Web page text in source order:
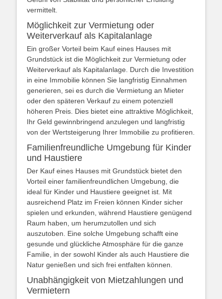
vermittelt.
Möglichkeit zur Vermietung oder
Weiterverkauf als Kapitalanlage
Ein großer Vorteil beim Kauf eines Hauses mit
Grundstück ist die Möglichkeit zur Vermietung oder
Weiterverkauf als Kapitalanlage. Durch die Investition
in eine Immobilie können Sie langfristig Einnahmen
generieren, sei es durch die Vermietung an Mieter
oder den späteren Verkauf zu einem potenziell
höheren Preis. Dies bietet eine attraktive Möglichkeit,
Ihr Geld gewinnbringend anzulegen und langfristig
von der Wertsteigerung Ihrer Immobilie zu profitieren.
Familienfreundliche Umgebung für Kinder
und Haustiere
Der Kauf eines Hauses mit Grundstück bietet den
Vorteil einer familienfreundlichen Umgebung, die
ideal für Kinder und Haustiere geeignet ist. Mit
ausreichend Platz im Freien können Kinder sicher
spielen und erkunden, während Haustiere genügend
Raum haben, um herumzutollen und sich
auszutoben. Eine solche Umgebung schafft eine
gesunde und glückliche Atmosphäre für die ganze
Familie, in der sowohl Kinder als auch Haustiere die
Natur genießen und sich frei entfalten können.
Unabhängigkeit von Mietzahlungen und
Vermietern